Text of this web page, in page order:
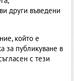
други въведени
който е
за публикуване в
с тези